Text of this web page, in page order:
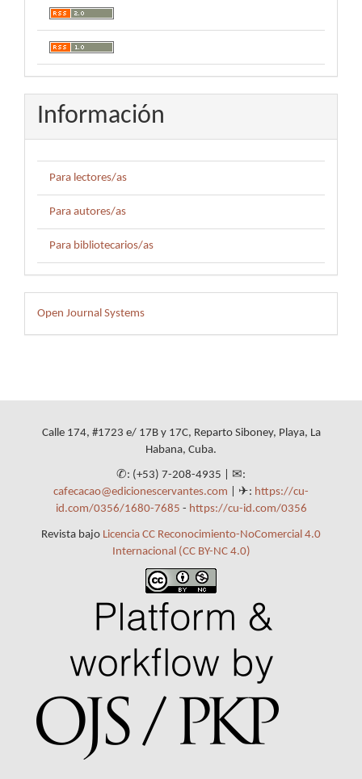
Información
Para lectores/as
Para autores/as
Para bibliotecarios/as
Desarrollado
por
Open Journal Systems
Calle 174, #1723 e/ 17B y 17C, Reparto Siboney, Playa, La
Habana, Cuba.
✆: (+53) 7-208-4935 | ✉:
cafecacao@edicionescervantes.com | ✈: https://cu-
id.com/0356/1680-7685 - https://cu-id.com/0356
Revista bajo Licencia CC Reconocimiento-NoComercial 4.0
Internacional (CC BY-NC 4.0)